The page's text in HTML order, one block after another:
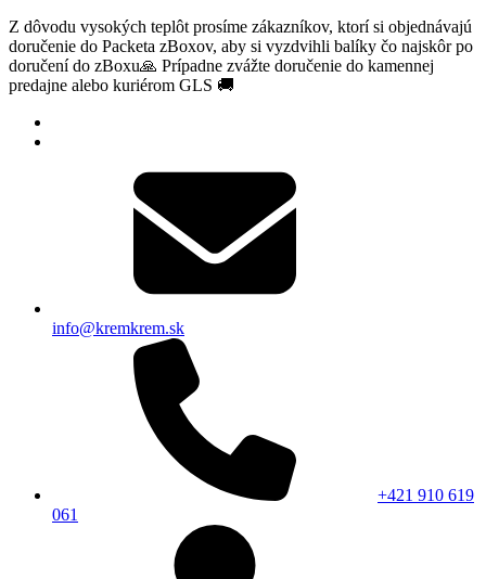
Z dôvodu vysokých teplôt prosíme zákazníkov, ktorí si objednávajú
doručenie do Packeta zBoxov, aby si vyzdvihli balíky čo najskôr po
doručení do zBoxu🙏 Prípadne zvážte doručenie do kamennej
predajne alebo kuriérom GLS 🚚
info@kremkrem.sk
+421 910 619
061